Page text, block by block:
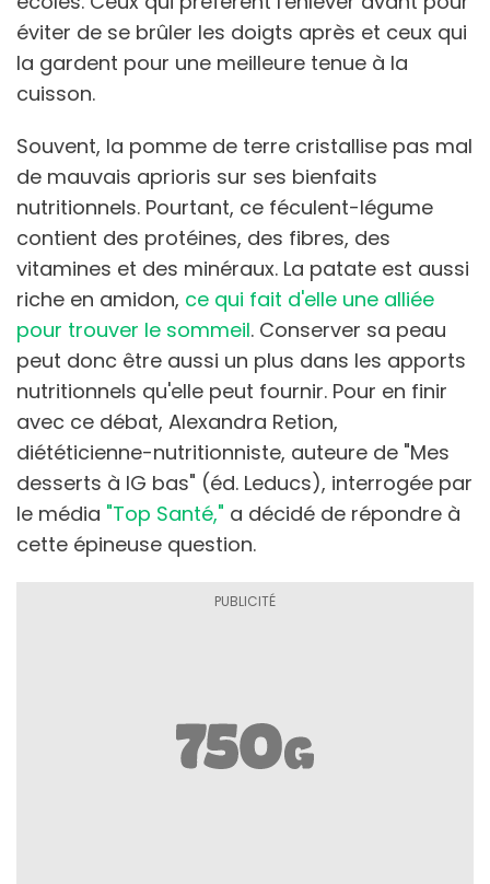
éviter de se brûler les doigts après et ceux qui
la gardent pour une meilleure tenue à la
cuisson.
Souvent, la pomme de terre cristallise pas mal
de mauvais aprioris sur ses bienfaits
nutritionnels. Pourtant, ce féculent-légume
contient des protéines, des fibres, des
vitamines et des minéraux. La patate est aussi
riche en amidon, ce qui fait d'elle une alliée
pour trouver le sommeil. Conserver sa peau
peut donc être aussi un plus dans les apports
nutritionnels qu'elle peut fournir. Pour en finir
avec ce débat, Alexandra Retion,
diététicienne-nutritionniste, auteure de "Mes
desserts à IG bas" (éd. Leducs), interrogée par
le média "Top Santé," a décidé de répondre à
cette épineuse question.